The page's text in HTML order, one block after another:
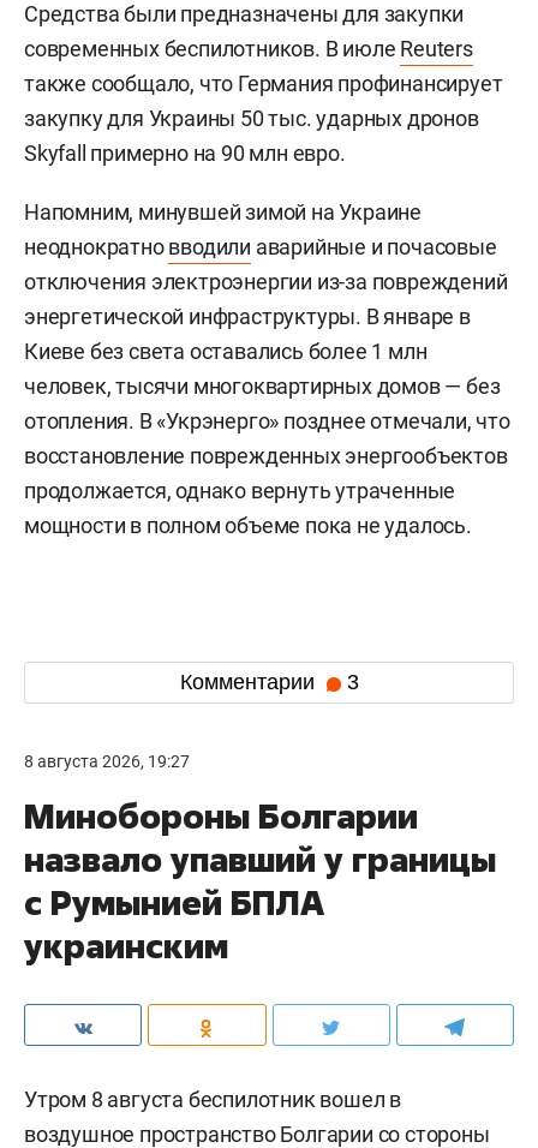
Средства были предназначены для закупки
современных беспилотников. В июле Reuters
также сообщало, что Германия профинансирует
закупку для Украины 50 тыс. ударных дронов
Skyfall примерно на 90 млн евро.
Напомним, минувшей зимой на Украине
неоднократновводили аварийные и почасовые
отключения электроэнергии из-за повреждений
энергетической инфраструктуры. В январе в
Киеве без света оставались более 1 млн
человек, тысячи многоквартирных домов — без
отопления. В «Укрэнерго» позднее отмечали, что
восстановление поврежденных энергообъектов
продолжается, однако вернуть утраченные
мощности в полном объеме пока не удалось.
Комментарии 3
8 августа 2026, 19:27
Минобороны Болгарии
назвало упавший у границы
с Румынией БПЛА
украинским
Утром 8 августа беспилотник вошел в
воздушное пространство Болгарии со стороны